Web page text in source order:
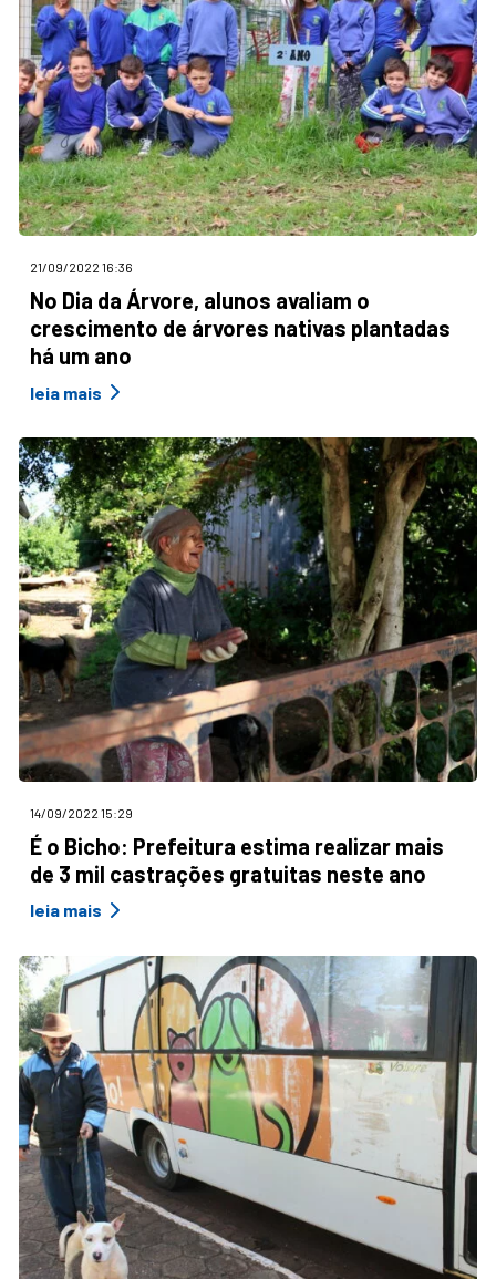
21/09/2022 16:36
No Dia da Árvore, alunos avaliam o
crescimento de árvores nativas plantadas
há um ano
leia mais
14/09/2022 15:29
É o Bicho: Prefeitura estima realizar mais
de 3 mil castrações gratuitas neste ano
leia mais